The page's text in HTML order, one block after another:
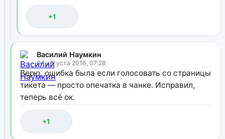
+1
Василий Наумкин
04 августа 2016, 07:28
Верю, ошибка была если голосовать со страницы
тикета — просто опечатка в чанке. Исправил,
теперь всё ок.
+1